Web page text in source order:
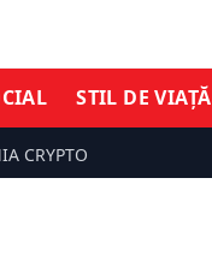
STIL DE VIAȚĂ
CRYPTO